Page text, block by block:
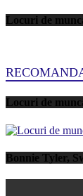
Locuri de
Locuri de
Bonnie Tyler,